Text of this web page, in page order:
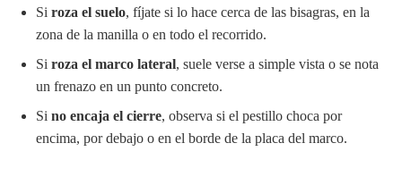
Si roza el suelo, fíjate si lo hace cerca de las bisagras, en la
zona de la manilla o en todo el recorrido.
Si roza el marco lateral, suele verse a simple vista o se nota
un frenazo en un punto concreto.
Si no encaja el cierre, observa si el pestillo choca por
encima, por debajo o en el borde de la placa del marco.